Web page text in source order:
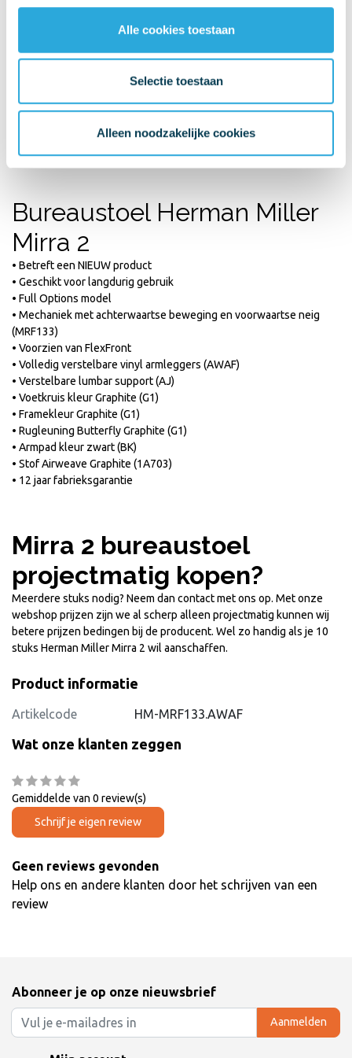
Alle cookies toestaan
Selectie toestaan
Alleen noodzakelijke cookies
mening van onze specialist.
Comfort 8
gegarandeerd perfecte zitcomfort
eenvoudige bediening
Kwaliteit 9 12 jaar fabrieksgarantie
Bureaustoel Herman Miller
Mirra 2
• Betreft een NIEUW product
• Geschikt voor langdurig gebruik
• Full Options model
• Mechaniek met achterwaartse beweging en voorwaartse neig
(MRF133)
• Voorzien van FlexFront
• Volledig verstelbare vinyl armleggers (AWAF)
• Verstelbare lumbar support (AJ)
• Voetkruis kleur Graphite (G1)
• Framekleur Graphite (G1)
• Rugleuning Butterfly Graphite (G1)
• Armpad kleur zwart (BK)
• Stof Airweave Graphite (1A703)
• 12 jaar fabrieksgarantie
Mirra 2 bureaustoel
projectmatig kopen?
Meerdere stuks nodig? Neem dan contact met ons op. Met onze
webshop prijzen zijn we al scherp alleen projectmatig kunnen wij
betere prijzen bedingen bij de producent. Wel zo handig als je 10
stuks Herman Miller Mirra 2 wil aanschaffen.
Product informatie
Artikelcode HM-MRF133.AWAF
Wat onze klanten zeggen
Gemiddelde van 0 review(s)
Schrijf je eigen review
Geen reviews gevonden
Help ons en andere klanten door het schrijven van een
review
Abonneer je op onze nieuwsbrief
Aanmelden